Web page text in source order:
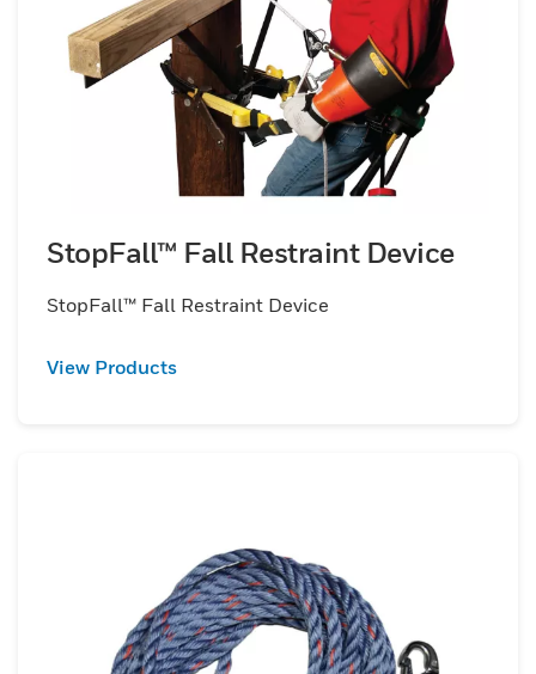
StopFall™ Fall Restraint Device
StopFall™ Fall Restraint Device
View Products